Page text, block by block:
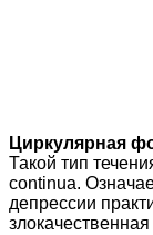
Циркулярная
Такой тип
continua.
депрессии